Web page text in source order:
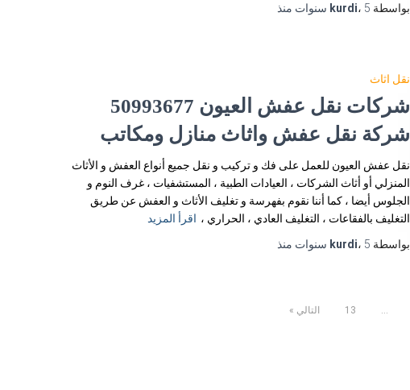
بواسطة
kurdi، 5 سنوات منذ
نقل اثاث
شركات نقل عفش العيون 50993677
شركة نقل عفش واثاث منازل ومكاتب
نقل عفش العيون للعمل على فك و تركيب و نقل جميع أنواع العفش و الأثاث
المنزلي أو أثاث الشركات ، العيادات الطبية ، المستشفيات ، غرف النوم و
الجلوس أيضا ، كما أننا نقوم بفهرسة و تغليف الأثاث و العفش عن طريق
التغليف بالفقاعات ، التغليف العادي ، الحراري ، اقرأ المزيد
بواسطة
kurdi، 5 سنوات منذ
…
13 التالي